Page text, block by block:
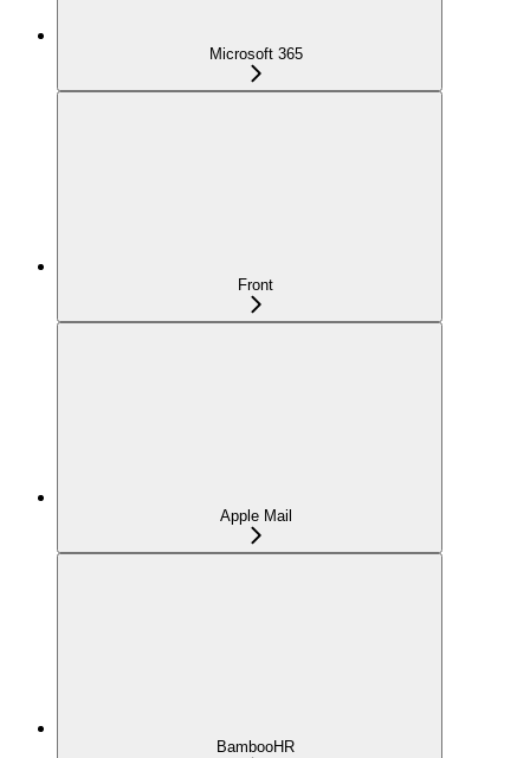
Microsoft 365
Front
Apple Mail
BambooHR